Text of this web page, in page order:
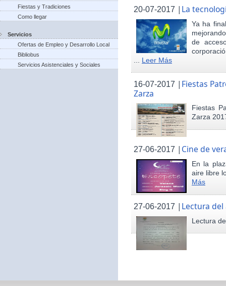
Fiestas y Tradiciones
Como llegar
Servicios
Ofertas de Empleo y Desarrollo Local
Bibliobus
Servicios Asistenciales y Sociales
20-07-2017 | La
Ya ha
de
Leer Más
16-07-2017 | Fiestas
Zarza
Fiestas
Zarza
27-06-2017 | Cine de
En la
aire libre
Más
27-06-2017 | Lectura del
Lectura